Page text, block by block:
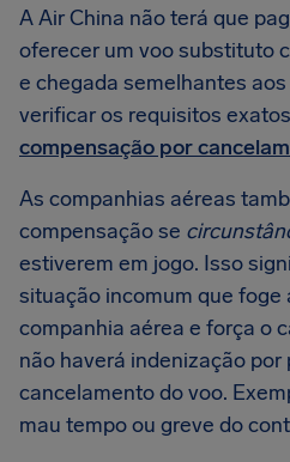
A Air China não terá que
oferecer um voo substituto
e chegada semelhantes
verificar os requisitos
compensação por
As companhias aéreas
compensação se
estiverem em jogo. Isso
situação incomum que foge
companhia aérea e força o
não haverá indenização
cancelamento do voo.
mau tempo ou greve do